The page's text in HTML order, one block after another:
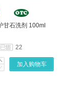
甘石洗剂 100ml
22
加入购物车